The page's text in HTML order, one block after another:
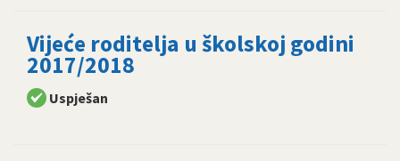
Vijeće roditelja u školskoj godini
2017/2018
Uspješan